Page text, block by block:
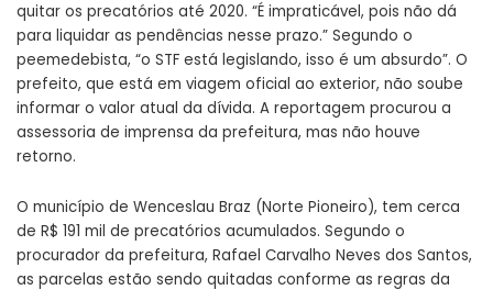
quitar os precatórios até 2020. “É impraticável, pois não dá
para liquidar as pendências nesse prazo.” Segundo o
peemedebista, “o STF está legislando, isso é um absurdo”. O
prefeito, que está em viagem oficial ao exterior, não soube
informar o valor atual da dívida. A reportagem procurou a
assessoria de imprensa da prefeitura, mas não houve
retorno.
O município de Wenceslau Braz (Norte Pioneiro), tem cerca
de R$ 191 mil de precatórios acumulados. Segundo o
procurador da prefeitura, Rafael Carvalho Neves dos Santos,
as parcelas estão sendo quitadas conforme as regras da